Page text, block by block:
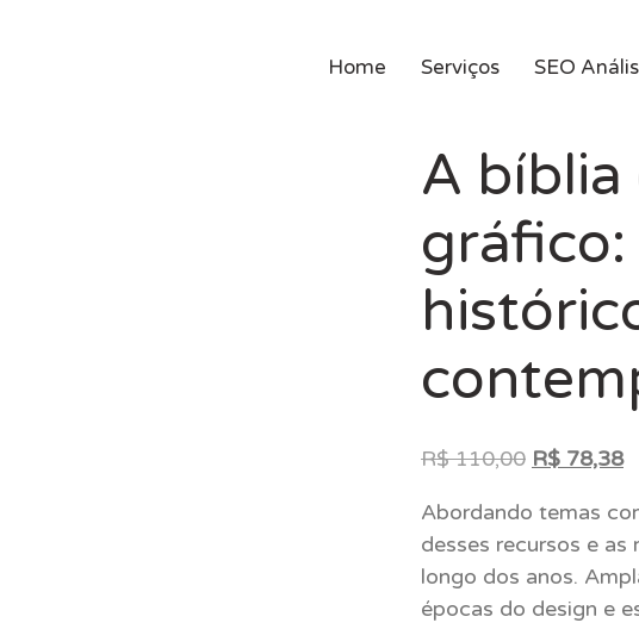
Home Serviços SEO
A bíblia
R$110,00 O
original
era:
R$ 110,00.
R$ 78,38O
é:
Abordando temas
desses recursos e as
longo dos anos.
épocas do design e